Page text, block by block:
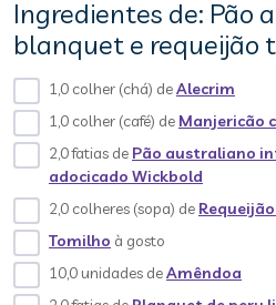
Ingredientes de: Pão
blanquet e requeijão
1,0 colher (chá) deAlecrim
1,0 colher (café) de Manjericão
2,0 fatias de Pão australiano
adocicado Wickbold
2,0 colheres (sopa) de
Tomilho à gosto
10,0 unidades deAmêndoa